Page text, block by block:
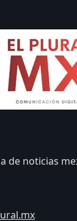
de noticias